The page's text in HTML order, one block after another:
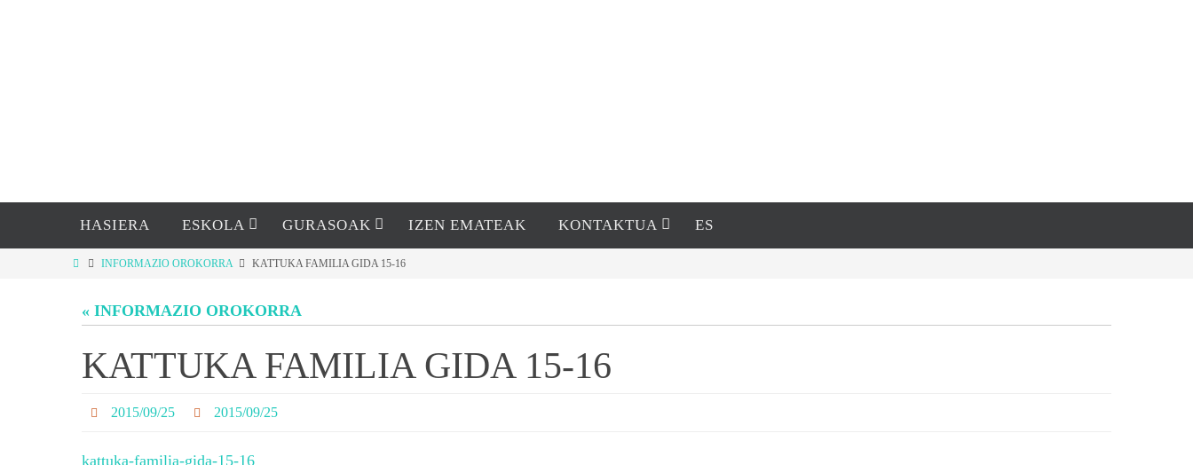
HASIERA ESKOLA GURASOAK IZEN EMATEAK KONTAKTUA ES
INFORMAZIO OROKORRA KATTUKA FAMILIA GIDA 15-16
« INFORMAZIO OROKORRA
KATTUKA FAMILIA GIDA 15-16
2015/09/25 2015/09/25
kattuka-familia-gida-15-16